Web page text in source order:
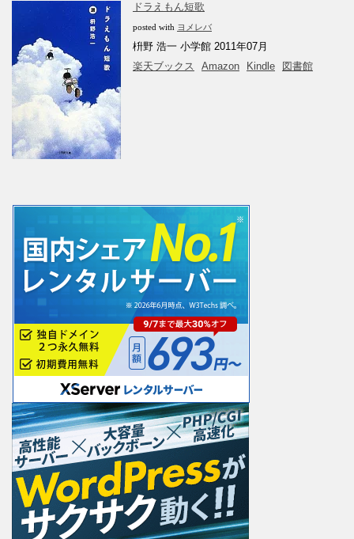
ドラえもん短歌
posted with ヨメレバ
枡野 浩一 小学館 2011年07月
楽天ブックス
Amazon Kindle 図書館